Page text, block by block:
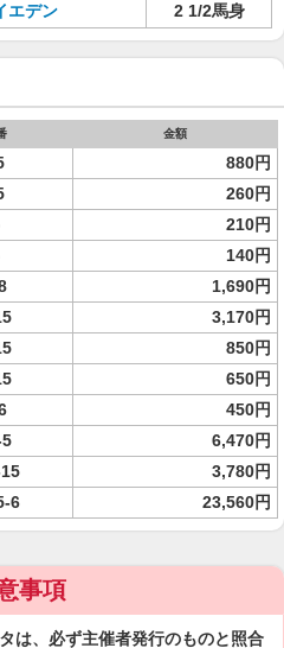
エデン 2 1/2馬身
金額
880円
260円
210円
140円
1,690円
3,170円
850円
650円
450円
6,470円
3,780円
6 23,560円
事項
は、必ず主催者発行のものと照合